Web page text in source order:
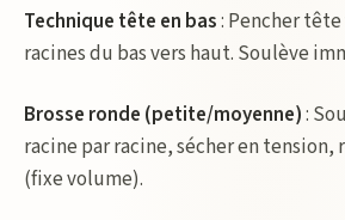
Technique tête en bas: Pencher
racines du bas vers haut. Soulève
Brosse ronde (petite/moyenne):
racine par racine, sécher en
(fixe volume).